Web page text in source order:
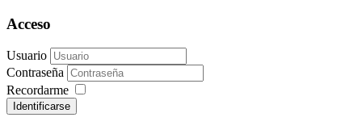
Acceso
Usuario
Contraseña
Recordarme
Identificarse